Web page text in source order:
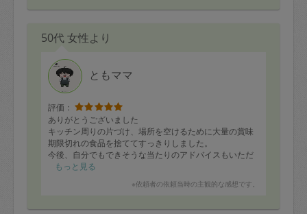
金額の100%＋交通費全額
2. 定期契約キャンセル（定期契約のみ）
定期契約をキャンセルする場合、毎週定
期は月2回まで隔週定期は月1回までキャ
ンセル料は発生しません。それ以上はキ
ャンセル料が発生します。
定期契約キャンセル料：
・1回につき1,200円※
・詳細ルールは、こちらを参照くださ
50代 女性より
ともママ
評価：
ありがとうございました
キッチン周りの片づけ、場所を空けるために大量の賞味
期限切れの食品を捨ててすっきりしました。
今後、自分でもできそうな当たりのアドバイスもいただ
いてよかったです。
もっと見る
※依頼者の依頼当時の主観的な感想です。